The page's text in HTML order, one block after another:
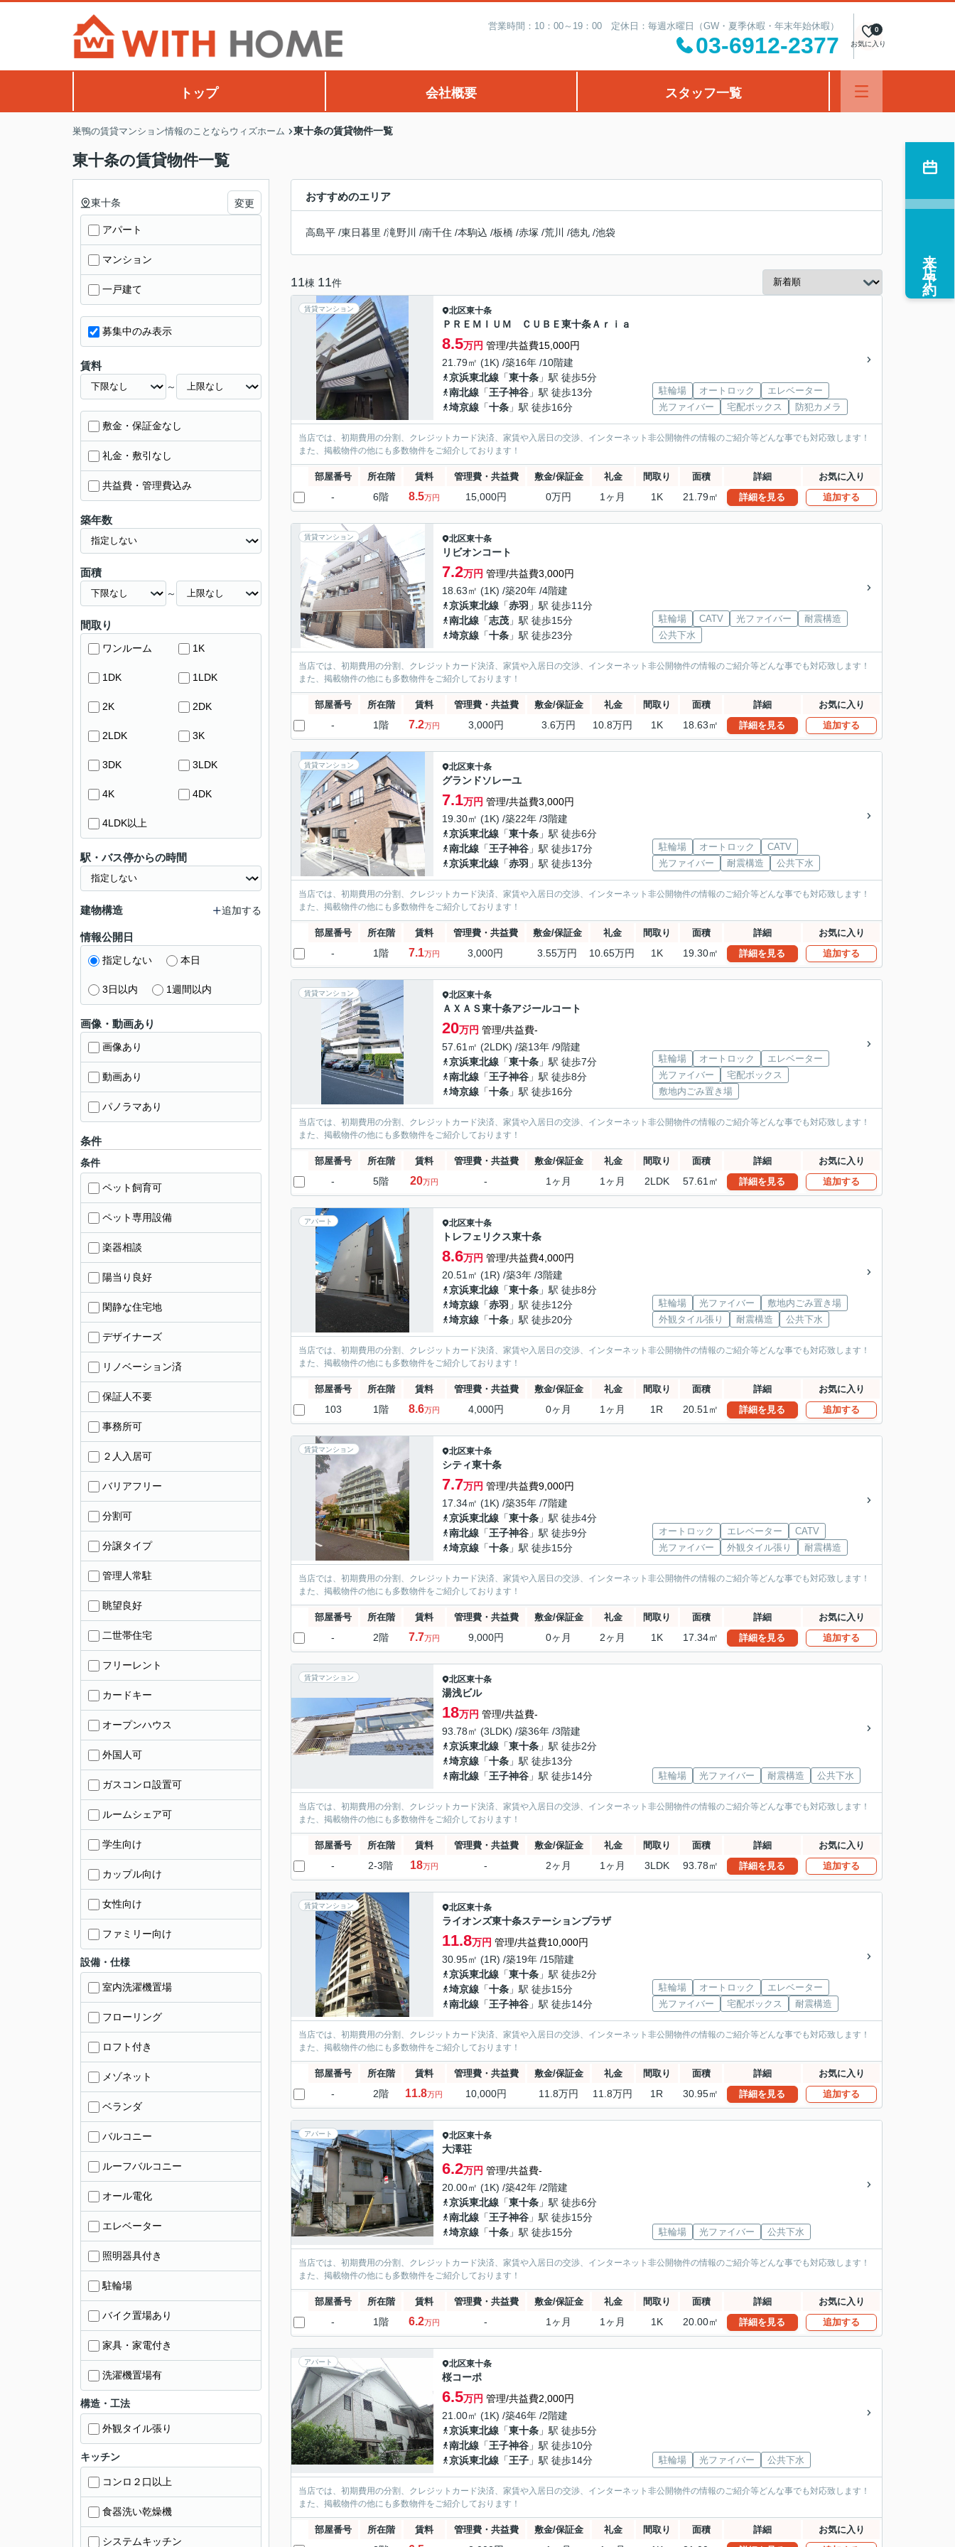
営業時間：10：00～19：00 定休日：毎週水曜日（GW・夏季休暇・年末年始休暇）
03-6912-2377 お気に入り
0
トップ 会社概要 スタッフ一覧
巣鴨の賃貸マンション情報のことならウィズホーム 東十条の賃貸物件一覧
東十条の賃貸物件一覧
おすすめのエリア
高島平 /東日暮里 /滝野川 /南千住 /本駒込 /板橋 /赤塚 /荒川 /徳丸 /池袋
11棟 11件
賃貸マンション 北区東十条
ＰＲＥＭＩＵＭ ＣＵＢＥ東十条Ａｒｉａ
8.5万円 管理/共益費15,000円
21.79㎡ (1K) /築16年 /10階建
京浜東北線 「東十条 」駅 徒歩5分
南北線 「王子神谷 」駅 徒歩13分
埼京線 「十条 」駅 徒歩16分
駐輪場 オートロック
エレベーター
光ファイバー
宅配ボックス 防犯カメラ
当店では、初期費用の分割、クレジットカード決済、家賃や入居日の交渉、インターネット非公開物件の情報のご紹介等どんな事でも対応致します！
また、掲載物件の他にも多数物件をご紹介しております！
部屋番号 所在階 賃料 管理費・共益費 敷金/保証金 礼金 間取り 面積 詳細 お気に入り
- 6階 8.5万円 15,000円 0万円 1ヶ月 1K 21.79㎡ 詳細を見る 追加する
賃貸マンション 北区東十条
リビオンコート
7.2万円 管理/共益費3,000円
18.63㎡ (1K) /築20年 /4階建
京浜東北線 「赤羽 」駅 徒歩11分
南北線 「志茂 」駅 徒歩15分
埼京線 「十条 」駅 徒歩23分
駐輪場 CATV 光ファイバー
耐震構造
公共下水
当店では、初期費用の分割、クレジットカード決済、家賃や入居日の交渉、インターネット非公開物件の情報のご紹介等どんな事でも対応致します！
また、掲載物件の他にも多数物件をご紹介しております！
部屋番号 所在階 賃料 管理費・共益費 敷金/保証金 礼金 間取り 面積 詳細 お気に入り
- 1階 7.2万円 3,000円 3.6万円 10.8万円 1K 18.63㎡ 詳細を見る 追加する
賃貸マンション 北区東十条
グランドソレーユ
7.1万円 管理/共益費3,000円
19.30㎡ (1K) /築22年 /3階建
京浜東北線 「東十条 」駅 徒歩6分
南北線 「王子神谷 」駅 徒歩17分
京浜東北線 「赤羽 」駅 徒歩13分
駐輪場 オートロック
CATV
光ファイバー
耐震構造 公共下水
当店では、初期費用の分割、クレジットカード決済、家賃や入居日の交渉、インターネット非公開物件の情報のご紹介等どんな事でも対応致します！
また、掲載物件の他にも多数物件をご紹介しております！
部屋番号 所在階 賃料 管理費・共益費 敷金/保証金 礼金 間取り 面積 詳細 お気に入り
- 1階 7.1万円 3,000円 3.55万円 10.65万円 1K 19.30㎡ 詳細を見る 追加する
賃貸マンション 北区東十条
ＡＸＡＳ東十条アジールコート
20万円 管理/共益費-
57.61㎡ (2LDK) /築13年 /9階建
京浜東北線 「東十条 」駅 徒歩7分
南北線 「王子神谷 」駅 徒歩8分
埼京線 「十条 」駅 徒歩16分
駐輪場 オートロック
エレベーター
光ファイバー
宅配ボックス
敷地内ごみ置き場
当店では、初期費用の分割、クレジットカード決済、家賃や入居日の交渉、インターネット非公開物件の情報のご紹介等どんな事でも対応致します！
また、掲載物件の他にも多数物件をご紹介しております！
部屋番号 所在階 賃料 管理費・共益費 敷金/保証金 礼金 間取り 面積 詳細 お気に入り
- 5階 20万円 - 1ヶ月 1ヶ月 2LDK 57.61㎡ 詳細を見る 追加する
アパート 北区東十条
トレフェリクス東十条
8.6万円 管理/共益費4,000円
20.51㎡ (1R) /築3年 /3階建
京浜東北線 「東十条 」駅 徒歩8分
埼京線 「赤羽 」駅 徒歩12分
埼京線 「十条 」駅 徒歩20分
駐輪場 光ファイバー
敷地内ごみ置き場
外観タイル張り
耐震構造 公共下水
当店では、初期費用の分割、クレジットカード決済、家賃や入居日の交渉、インターネット非公開物件の情報のご紹介等どんな事でも対応致します！
また、掲載物件の他にも多数物件をご紹介しております！
部屋番号 所在階 賃料 管理費・共益費 敷金/保証金 礼金 間取り 面積 詳細 お気に入り
103 1階 8.6万円 4,000円 0ヶ月 1ヶ月 1R 20.51㎡ 詳細を見る 追加する
賃貸マンション 北区東十条
シティ東十条
7.7万円 管理/共益費9,000円
17.34㎡ (1K) /築35年 /7階建
京浜東北線 「東十条 」駅 徒歩4分
南北線 「王子神谷 」駅 徒歩9分
埼京線 「十条 」駅 徒歩15分
オートロック エレベーター
CATV
光ファイバー
外観タイル張り 耐震構造
当店では、初期費用の分割、クレジットカード決済、家賃や入居日の交渉、インターネット非公開物件の情報のご紹介等どんな事でも対応致します！
また、掲載物件の他にも多数物件をご紹介しております！
部屋番号 所在階 賃料 管理費・共益費 敷金/保証金 礼金 間取り 面積 詳細 お気に入り
- 2階 7.7万円 9,000円 0ヶ月 2ヶ月 1K 17.34㎡ 詳細を見る 追加する
賃貸マンション 北区東十条
湯浅ビル
18万円 管理/共益費-
93.78㎡ (3LDK) /築36年 /3階建
京浜東北線 「東十条 」駅 徒歩2分
埼京線 「十条 」駅 徒歩13分
南北線 「王子神谷 」駅 徒歩14分 駐輪場 光ファイバー 耐震構造 公共下水
当店では、初期費用の分割、クレジットカード決済、家賃や入居日の交渉、インターネット非公開物件の情報のご紹介等どんな事でも対応致します！
また、掲載物件の他にも多数物件をご紹介しております！
部屋番号 所在階 賃料 管理費・共益費 敷金/保証金 礼金 間取り 面積 詳細 お気に入り
- 2-3階 18万円 - 2ヶ月 1ヶ月 3LDK 93.78㎡ 詳細を見る 追加する
賃貸マンション 北区東十条
ライオンズ東十条ステーションプラザ
11.8万円 管理/共益費10,000円
30.95㎡ (1R) /築19年 /15階建
京浜東北線 「東十条 」駅 徒歩2分
埼京線 「十条 」駅 徒歩15分
南北線 「王子神谷 」駅 徒歩14分
駐輪場 オートロック
エレベーター
光ファイバー
宅配ボックス 耐震構造
当店では、初期費用の分割、クレジットカード決済、家賃や入居日の交渉、インターネット非公開物件の情報のご紹介等どんな事でも対応致します！
また、掲載物件の他にも多数物件をご紹介しております！
部屋番号 所在階 賃料 管理費・共益費 敷金/保証金 礼金 間取り 面積 詳細 お気に入り
- 2階 11.8万円 10,000円 11.8万円 11.8万円 1R 30.95㎡ 詳細を見る 追加する
アパート 北区東十条
大澤荘
6.2万円 管理/共益費-
20.00㎡ (1K) /築42年 /2階建
京浜東北線 「東十条 」駅 徒歩6分
南北線 「王子神谷 」駅 徒歩15分
埼京線 「十条 」駅 徒歩15分 駐輪場 光ファイバー 公共下水
当店では、初期費用の分割、クレジットカード決済、家賃や入居日の交渉、インターネット非公開物件の情報のご紹介等どんな事でも対応致します！
また、掲載物件の他にも多数物件をご紹介しております！
部屋番号 所在階 賃料 管理費・共益費 敷金/保証金 礼金 間取り 面積 詳細 お気に入り
- 1階 6.2万円 - 1ヶ月 1ヶ月 1K 20.00㎡ 詳細を見る 追加する
アパート 北区東十条
桜コーポ
6.5万円 管理/共益費2,000円
21.00㎡ (1K) /築46年 /2階建
京浜東北線 「東十条 」駅 徒歩5分
南北線 「王子神谷 」駅 徒歩10分
京浜東北線 「王子 」駅 徒歩14分 駐輪場 光ファイバー 公共下水
当店では、初期費用の分割、クレジットカード決済、家賃や入居日の交渉、インターネット非公開物件の情報のご紹介等どんな事でも対応致します！
また、掲載物件の他にも多数物件をご紹介しております！
部屋番号 所在階 賃料 管理費・共益費 敷金/保証金 礼金 間取り 面積 詳細 お気に入り
東十条 変更
アパート
マンション
一戸建て
募集中のみ表示
賃料
～
敷金・保証金なし
礼金・敷引なし
共益費・管理費込み
築年数
面積
～
間取り
ワンルーム 1K
1DK 1LDK
2K 2DK
2LDK 3K
3DK 3LDK
4K 4DK
4LDK以上
駅・バス停からの時間
建物構造 追加する
情報公開日
指定しない 本日
3日以内 1週間以内
画像・動画あり
画像あり
動画あり
パノラマあり
条件
条件
ペット飼育可
ペット専用設備
楽器相談
陽当り良好
閑静な住宅地
デザイナーズ
リノベーション済
保証人不要
事務所可
２人入居可
バリアフリー
分割可
分譲タイプ
管理人常駐
眺望良好
二世帯住宅
フリーレント
カードキー
オープンハウス
外国人可
ガスコンロ設置可
ルームシェア可
学生向け
カップル向け
女性向け
ファミリー向け
設備・仕様
室内洗濯機置場
フローリング
ロフト付き
メゾネット
ベランダ
バルコニー
ルーフバルコニー
オール電化
エレベーター
照明器具付き
駐輪場
バイク置場あり
家具・家電付き
洗濯機置場有
構造・工法
外観タイル張り
キッチン
コンロ２口以上
食器洗い乾燥機
システムキッチン
来店予約